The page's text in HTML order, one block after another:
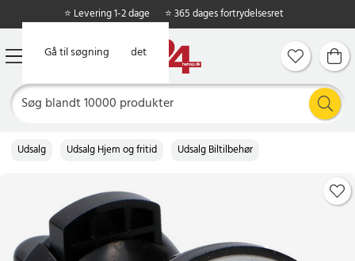
Gå til hovedindholdet
Gå til søgning
⭐ Levering 1-2 dage ⭐ 365 dages fortrydelsesret
Udsalg Udsalg Hjem og fritid Udsalg Biltilbehør